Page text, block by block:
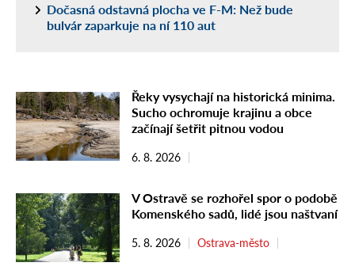
Dočasná odstavná plocha ve F-M: Než bude
bulvár zaparkuje na ní 110 aut
Řeky vysychají na historická minima.
Sucho ochromuje krajinu a obce
začínají šetřit pitnou vodou
6. 8. 2026
V Ostravě se rozhořel spor o podobě
Komenského sadů, lidé jsou naštvaní
5. 8. 2026 Ostrava-město